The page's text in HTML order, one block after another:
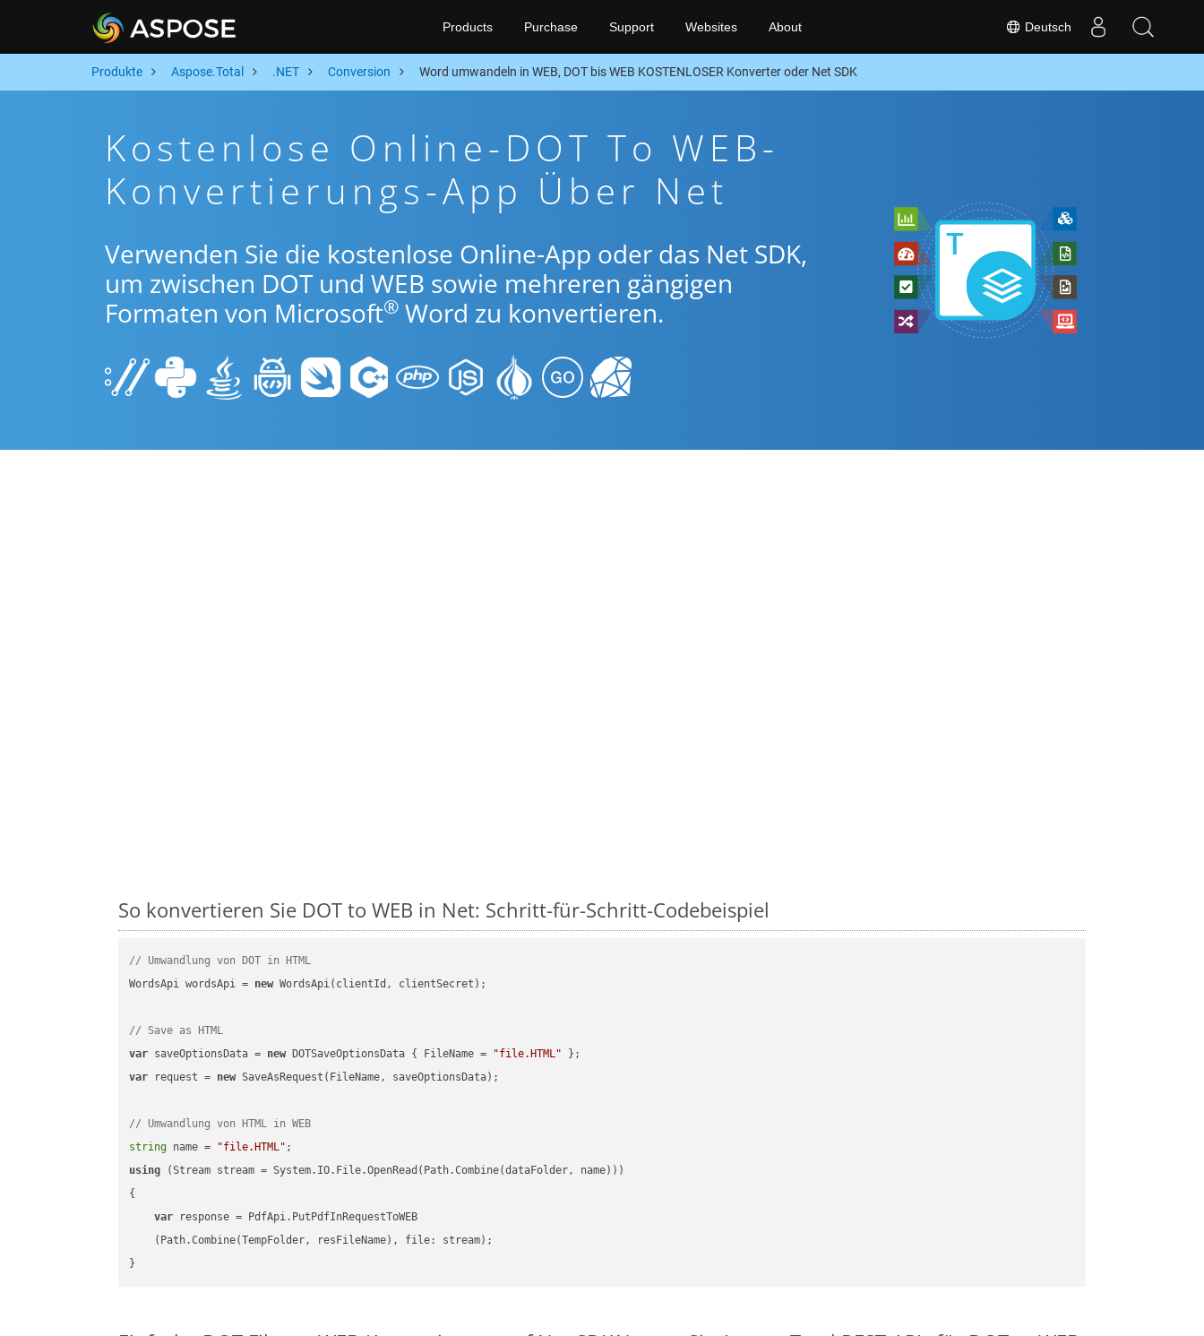
Deutsch
Products Purchase Support Websites About
Produkte Aspose.Total .NET Conversion Word umwandeln in WEB, DOT bis WEB KOSTENLOSER Konverter oder Net SDK
Kostenlose Online-DOT To WEB-
Konvertierungs-App Über Net
Verwenden Sie die kostenlose Online-App oder das Net SDK,
um zwischen DOT und WEB sowie mehreren gängigen
Formaten von Microsoft® Word zu konvertieren.
So konvertieren Sie DOT to WEB in Net: Schritt-für-Schritt-Codebeispiel
// Umwandlung von DOT in HTML
WordsApi wordsApi = new WordsApi(clientId, clientSecret);
// Save as HTML
var saveOptionsData = new DOTSaveOptionsData { FileName = "file.HTML"
var request = new SaveAsRequest(FileName, saveOptionsData);
// Umwandlung von HTML in WEB
string name = "file.HTML"
using (Stream stream = System.IO.File.OpenRead(Path.Combine(dataFolder, name)))
{
var response = PdfApi.PutPdfInRequestToWEB
    (Path.Combine(TempFolder, resFileName), file: stream);